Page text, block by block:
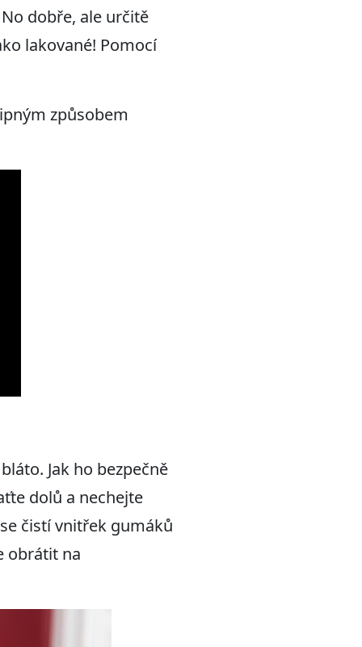
dobře, ale určitě
lakované! Pomocí
způsobem
Jak ho bezpečně
dolů a nechejte
čistí vnitřek gumáků
obrátit na